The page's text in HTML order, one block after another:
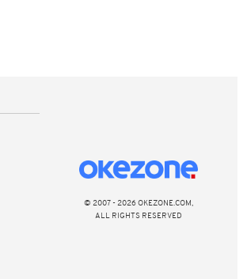
© 2007 - 2026 OKEZONE.COM,
ALL RIGHTS RESERVED